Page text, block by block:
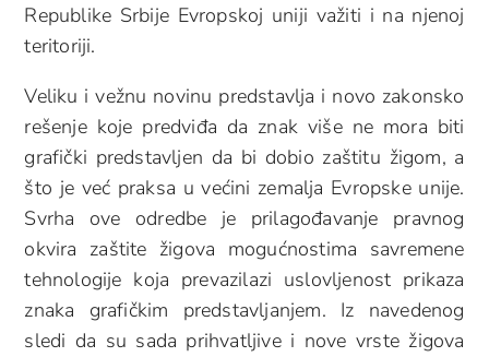
Republike Srbije Evropskoj uniji važiti i na njenoj
teritoriji.
Veliku i vežnu novinu predstavlja i novo zakonsko
rešenje koje predviđa da znak više ne mora biti
grafički predstavljen da bi dobio zaštitu žigom, a
što je već praksa u većini zemalja Evropske unije.
Svrha ove odredbe je prilagođavanje pravnog
okvira zaštite žigova mogućnostima savremene
tehnologije koja prevazilazi uslovljenost prikaza
znaka grafičkim predstavljanjem. Iz navedenog
sledi da su sada prihvatljive i nove vrste žigova